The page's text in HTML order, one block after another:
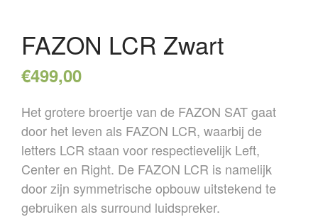
FAZON LCR Zwart
€499,00
Het grotere broertje van de FAZON SAT gaat
door het leven als FAZON LCR, waarbij de
letters LCR staan voor respectievelijk Left,
Center en Right. De FAZON LCR is namelijk
door zijn symmetrische opbouw uitstekend te
gebruiken als surround luidspreker.